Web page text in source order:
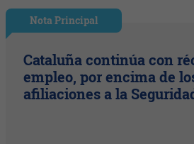
Nota Principal
Cataluña continúa con
empleo, por encima de
afiliaciones a la